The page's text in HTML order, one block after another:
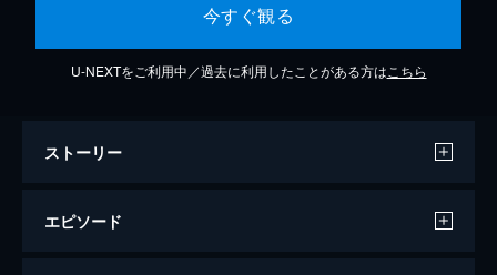
今すぐ観る
U-NEXTをご利用中／過去に利用したことがある方は こちら
ストーリー
エピソード